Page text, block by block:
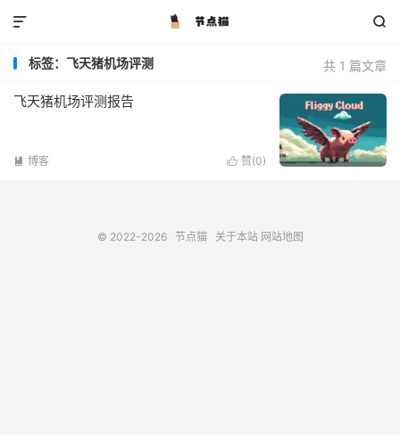


共 1 篇文章
标签：飞天猪机场评测
飞天猪机场评测报告
 赞(0)
 博客
© 2022-2026 节点猫 关于本站 网站地图